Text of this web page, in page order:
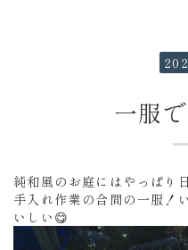
一服
純和風のお庭にはやっぱり
手入れ作業の合間の一服！
いしい😋